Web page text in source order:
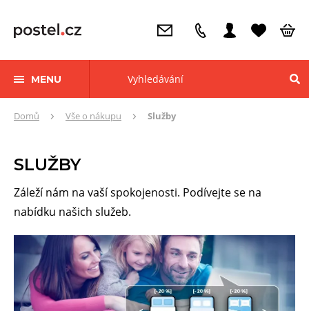
MENU
ZdeDomů Vše o nákupu Služby
SLUŽBY
Záleží nám na vaší spokojenosti. Podívejte se na
nabídku našich služeb.